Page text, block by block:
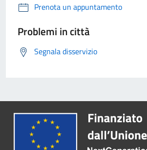
Prenota un appuntamento
Problemi in città
Segnala disservizio